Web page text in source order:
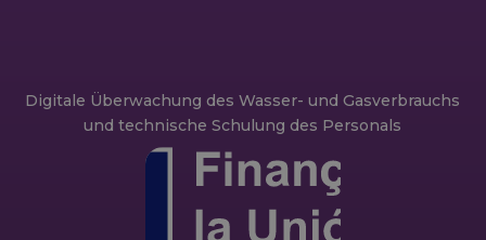
Digitale Überwachung des Wasser- und Gasverbrauchs
und technische Schulung des Personals